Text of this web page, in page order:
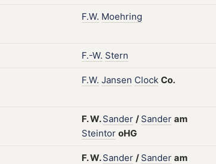
F.W. Moehring
F.-W. Stern
F.W. Jansen Clock Co.
F.W.Sander / Sander am
Steintor oHG
F.W.Sander / Sander am